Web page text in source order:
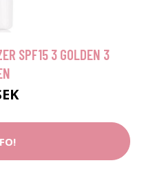
SPF15 3 GOLDEN 3